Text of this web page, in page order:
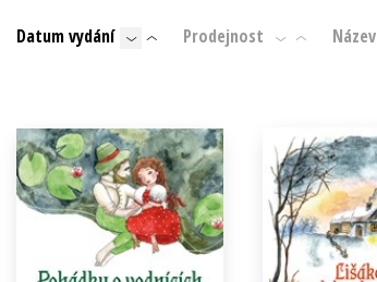
Beletrie pro děti
Byznys a ekonomie
Jazyky
Komiks
Datum vydání Prodejnost Název